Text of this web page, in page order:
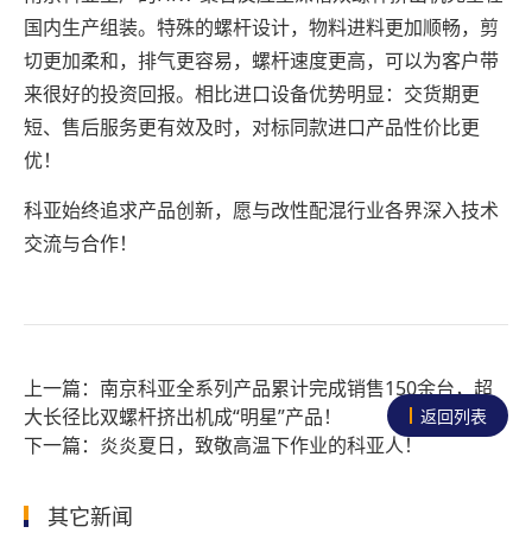
国内生产组装。特殊的螺杆设计，物料进料更加顺畅，剪
切更加柔和，排气更容易，螺杆速度更高，可以为客户带
来很好的投资回报。相比进口设备优势明显：交货期更
短、售后服务更有效及时，对标同款进口产品性价比更
优！
科亚始终追求产品创新，愿与改性配混行业各界深入技术
交流与合作！
南京科亚全系列产品累计完成销售150余台，超
大长径比双螺杆挤出机成“明星”产品！
炎炎夏日，致敬高温下作业的科亚人！
返回列表
其它新闻